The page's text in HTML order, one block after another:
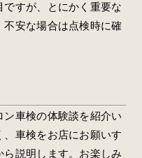
すが、とにかく重要な
安な場合は点検時に確
車検の体験談を紹介い
車検をお店にお願いす
説明します。お楽しみ